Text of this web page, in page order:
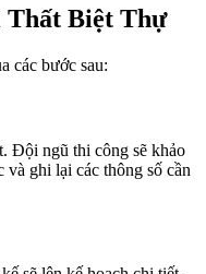
Thất Biệt Thự
các bước sau:
Đội ngũ thi công sẽ khảo
ghi lại các thông số cần